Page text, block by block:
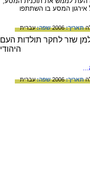
אירגון המסע בו השתתפו
תאריך:2006 שפה:עברית
תאריך:2006 שפה:עברית